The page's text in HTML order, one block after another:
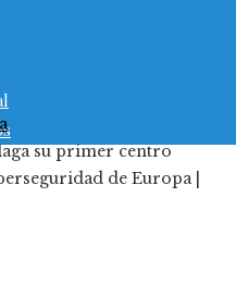
su primer centro
de Europa |